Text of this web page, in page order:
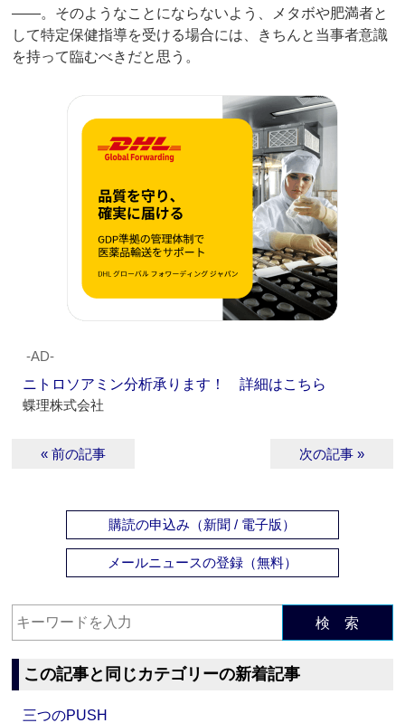
――。そのようなことにならないよう、メタボや肥満者と
して特定保健指導を受ける場合には、きちんと当事者意識
を持って臨むべきだと思う。
‐AD‐
ニトロソアミン分析承ります！ 詳細はこちら
蝶理株式会社
« 前の記事 次の記事 »
購読の申込み（新聞 / 電子版）
メールニュースの登録（無料）
検 索
この記事と同じカテゴリーの新着記事
三つのPUSH